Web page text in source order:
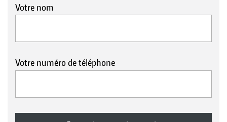
Votre nom
Votre numéro de téléphone